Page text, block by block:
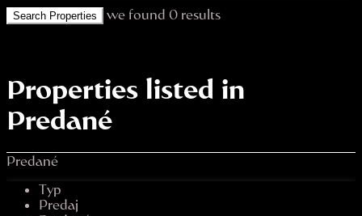
Search Properties we found 0 results
Properties listed in
Predané
Predané
Typ
Predaj